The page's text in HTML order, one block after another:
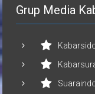
Grup Media